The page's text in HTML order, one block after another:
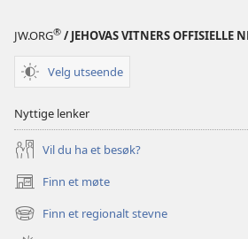
JW.ORG® / JEHOVAS VITNERS OFFISIELLE
Velg utseende
Nyttige lenker
Vil du ha et besøk?
Finn et møte
(åpner
nytt
vindu)
Finn et regionalt stevne
(åpner